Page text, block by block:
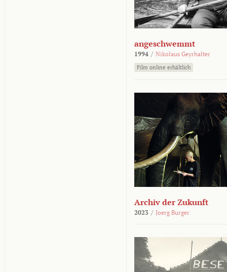
angeschwemmt
1994 / Nikolaus Geyrhalter
Film online erhältlich
Archiv der Zukunft
2023 / Joerg Burger